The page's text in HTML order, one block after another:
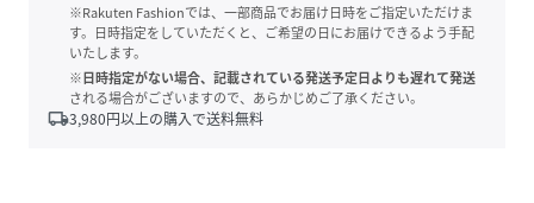
※Rakuten Fashionでは、一部商品でお届け日時をご指定いただけま
す。日時指定をしていただくと、ご希望の日にお届けできるよう手配
いたします。
※日時指定がない場合、記載されている発送予定日よりも遅れて発送
される場合がございますので、あらかじめご了承ください。
local_shipping3,980円以上の購入で送料無料